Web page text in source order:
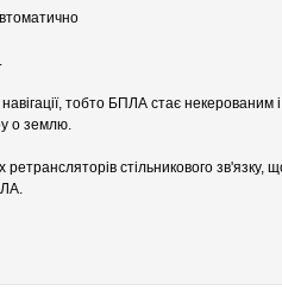
тобто БПЛА стає некерованим
о землю.
стільникового зв'язку,